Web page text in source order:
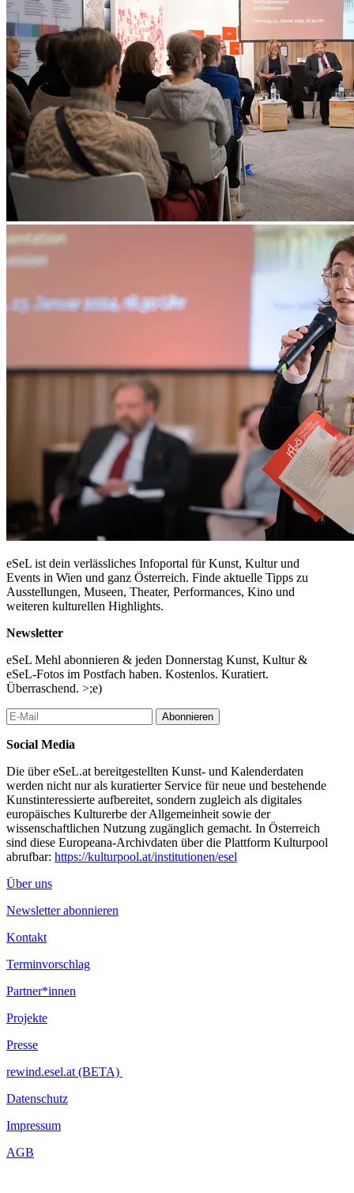
eSeL ist dein verlässliches Infoportal für Kunst, Kultur und
Events in Wien und ganz Österreich. Finde aktuelle Tipps zu
Ausstellungen, Museen, Theater, Performances, Kino und
weiteren kulturellen Highlights.
Newsletter
eSeL Mehl abonnieren & jeden Donnerstag Kunst, Kultur &
eSeL-Fotos im Postfach haben. Kostenlos. Kuratiert.
Überraschend. >;e)
Abonnieren
Social Media
Die über eSeL.at bereitgestellten Kunst- und Kalenderdaten
werden nicht nur als kuratierter Service für neue und bestehende
Kunstinteressierte aufbereitet, sondern zugleich als digitales
europäisches Kulturerbe der Allgemeinheit sowie der
wissenschaftlichen Nutzung zugänglich gemacht. In Österreich
sind diese Europeana-Archivdaten über die Plattform Kulturpool
abrufbar: https://kulturpool.at/institutionen/esel
Über uns
Newsletter abonnieren
Kontakt
Terminvorschlag
Partner*innen
Projekte
Presse
rewind.esel.at (BETA)
Datenschutz
Impressum
AGB